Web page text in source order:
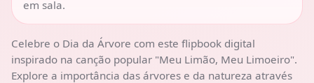
em sala.
Celebre o Dia da Árvore com este flipbook digital
inspirado na canção popular "Meu Limão, Meu Limoeiro".
Explore a importância das árvores e da natureza através